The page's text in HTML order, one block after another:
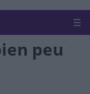
peu